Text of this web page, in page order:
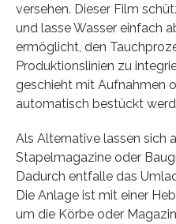
versehen. Dieser Film
und lasse Wasser einfach
ermöglicht, den
Produktionslinien zu
geschieht mit Aufnahmen
automatisch bestückt
Als Alternative lassen sich
Stapelmagazine oder
Dadurch entfalle das
Die Anlage ist mit einer
um die Körbe oder